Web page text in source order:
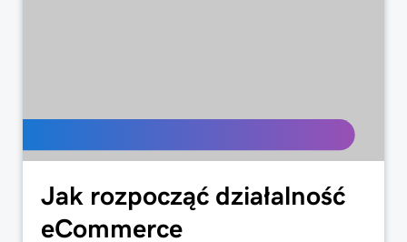
Jak rozpocząć działalność
eCommerce